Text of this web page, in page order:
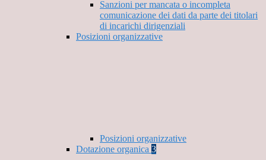
Sanzioni per mancata o incompleta
comunicazione dei dati da parte dei titolari
di incarichi dirigenziali
Posizioni organizzative
Posizioni organizzative
Dotazione organica 3